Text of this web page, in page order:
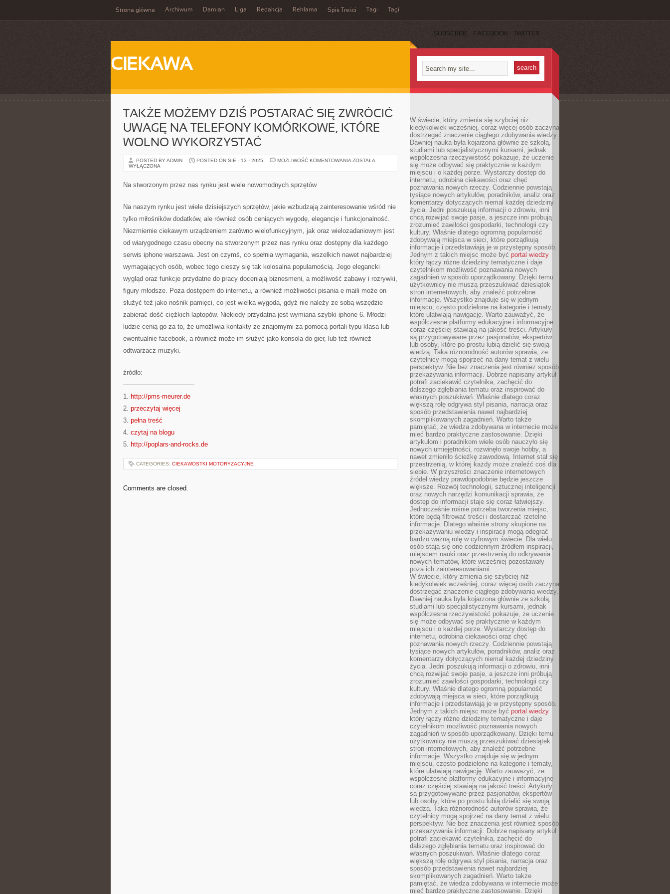
Strona główna Archiwum Damian Liga Redakcja Reklama Spis Treści Tagi Tagi
SUBSCRIBE FACEBOOK TWITTER
CIEKAWA
TAKŻE MOŻEMY DZIŚ POSTARAĆ SIĘ ZWRÓCIĆ
UWAGĘ NA TELEFONY KOMÓRKOWE, KTÓRE
WOLNO WYKORZYSTAĆ
POSTED BY ADMIN POSTED ON SIE - 13 - 2025 MOŻLIWOŚĆ KOMENTOWANIA TAKŻE
TELEFONY
KOMÓRKOWE,
WOLNO
ZOSTAŁA
WYŁĄCZONA
Na stworzonym przez nas rynku jest wiele nowomodnych sprzętów
Na naszym rynku jest wiele dzisiejszych sprzętów, jakie wzbudzają zainteresowanie wśród nie
tylko miłośników dodatków, ale również osób ceniących wygodę, elegancje i funkcjonalność.
Niezmiernie ciekawym urządzeniem zarówno wielofunkcyjnym, jak oraz wielozadaniowym jest
od wiarygodnego czasu obecny na stworzonym przez nas rynku oraz dostępny dla każdego
serwis iphone warszawa. Jest on czymś, co spełnia wymagania, wszelkich nawet najbardziej
wymagających osób, wobec tego cieszy się tak kolosalna popularnością. Jego elegancki
wygląd oraz funkcje przydatne do pracy doceniają biznesmeni, a możliwość zabawy i rozrywki,
figury młodsze. Poza dostępem do internetu, a również możliwości pisania e maili może on
służyć też jako nośnik pamięci, co jest wielka wygoda, gdyż nie należy ze sobą wszędzie
zabierać dość ciężkich laptopów. Niekiedy przydatna jest wymiana szybki iphone 6. Młodzi
ludzie cenią go za to, że umożliwia kontakty ze znajomymi za pomocą portali typu klasa lub
ewentualnie facebook, a również może im służyć jako konsola do gier, lub też również
odtwarzacz muzyki.
źródło:
———————————
1. http://pms-meurer.de
2. przeczytaj więcej
3. pełna treść
4. czytaj na blogu
5. http://poplars-and-rocks.de
CATEGORIES: CIEKAWOSTKI MOTORYZACYJNE
Comments are closed.
W świecie, który zmienia się szybciej niż
kiedykolwiek wcześniej, coraz więcej osób zaczyna
dostrzegać znaczenie ciągłego zdobywania wiedzy.
Dawniej nauka była kojarzona głównie ze szkołą,
studiami lub specjalistycznymi kursami, jednak
współczesna rzeczywistość pokazuje, że uczenie
się może odbywać się praktycznie w każdym
miejscu i o każdej porze. Wystarczy dostęp do
internetu, odrobina ciekawości oraz chęć
poznawania nowych rzeczy. Codziennie powstają
tysiące nowych artykułów, poradników, analiz oraz
komentarzy dotyczących niemal każdej dziedziny
życia. Jedni poszukują informacji o zdrowiu, inni
chcą rozwijać swoje pasje, a jeszcze inni próbują
zrozumieć zawiłości gospodarki, technologii czy
kultury. Właśnie dlatego ogromną popularność
zdobywają miejsca w sieci, które porządkują
informacje i przedstawiają je w przystępny sposób.
Jednym z takich miejsc może być portal wiedzy
który łączy różne dziedziny tematyczne i daje
czytelnikom możliwość poznawania nowych
zagadnień w sposób uporządkowany. Dzięki temu
użytkownicy nie muszą przeszukiwać dziesiątek
stron internetowych, aby znaleźć potrzebne
informacje. Wszystko znajduje się w jednym
miejscu, często podzielone na kategorie i tematy,
które ułatwiają nawigację. Warto zauważyć, że
współczesne platformy edukacyjne i informacyjne
coraz częściej stawiają na jakość treści. Artykuły
są przygotowywane przez pasjonatów, ekspertów
lub osoby, które po prostu lubią dzielić się swoją
wiedzą. Taka różnorodność autorów sprawia, że
czytelnicy mogą spojrzeć na dany temat z wielu
perspektyw. Nie bez znaczenia jest również sposób
przekazywania informacji. Dobrze napisany artykuł
potrafi zaciekawić czytelnika, zachęcić do
dalszego zgłębiania tematu oraz inspirować do
własnych poszukiwań. Właśnie dlatego coraz
większą rolę odgrywa styl pisania, narracja oraz
sposób przedstawienia nawet najbardziej
skomplikowanych zagadnień. Warto także
pamiętać, że wiedza zdobywana w internecie może
mieć bardzo praktyczne zastosowanie. Dzięki
artykułom i poradnikom wiele osób nauczyło się
nowych umiejętności, rozwinęło swoje hobby, a
nawet zmieniło ścieżkę zawodową. Internet stał się
przestrzenią, w której każdy może znaleźć coś dla
siebie. W przyszłości znaczenie internetowych
źródeł wiedzy prawdopodobnie będzie jeszcze
większe. Rozwój technologii, sztucznej inteligencji
oraz nowych narzędzi komunikacji sprawia, że
dostęp do informacji staje się coraz łatwiejszy.
Jednocześnie rośnie potrzeba tworzenia miejsc,
które będą filtrować treści i dostarczać rzetelne
informacje. Dlatego właśnie strony skupione na
przekazywaniu wiedzy i inspiracji mogą odegrać
bardzo ważną rolę w cyfrowym świecie. Dla wielu
osób stają się one codziennym źródłem inspiracji,
miejscem nauki oraz przestrzenią do odkrywania
nowych tematów, które wcześniej pozostawały
poza ich zainteresowaniami.
W świecie, który zmienia się szybciej niż
kiedykolwiek wcześniej, coraz więcej osób zaczyna
dostrzegać znaczenie ciągłego zdobywania wiedzy.
Dawniej nauka była kojarzona głównie ze szkołą,
studiami lub specjalistycznymi kursami, jednak
współczesna rzeczywistość pokazuje, że uczenie
się może odbywać się praktycznie w każdym
miejscu i o każdej porze. Wystarczy dostęp do
internetu, odrobina ciekawości oraz chęć
poznawania nowych rzeczy. Codziennie powstają
tysiące nowych artykułów, poradników, analiz oraz
komentarzy dotyczących niemal każdej dziedziny
życia. Jedni poszukują informacji o zdrowiu, inni
chcą rozwijać swoje pasje, a jeszcze inni próbują
zrozumieć zawiłości gospodarki, technologii czy
kultury. Właśnie dlatego ogromną popularność
zdobywają miejsca w sieci, które porządkują
informacje i przedstawiają je w przystępny sposób.
Jednym z takich miejsc może być portal wiedzy
który łączy różne dziedziny tematyczne i daje
czytelnikom możliwość poznawania nowych
zagadnień w sposób uporządkowany. Dzięki temu
użytkownicy nie muszą przeszukiwać dziesiątek
stron internetowych, aby znaleźć potrzebne
informacje. Wszystko znajduje się w jednym
miejscu, często podzielone na kategorie i tematy,
które ułatwiają nawigację. Warto zauważyć, że
współczesne platformy edukacyjne i informacyjne
coraz częściej stawiają na jakość treści. Artykuły
są przygotowywane przez pasjonatów, ekspertów
lub osoby, które po prostu lubią dzielić się swoją
wiedzą. Taka różnorodność autorów sprawia, że
czytelnicy mogą spojrzeć na dany temat z wielu
perspektyw. Nie bez znaczenia jest również sposób
przekazywania informacji. Dobrze napisany artykuł
potrafi zaciekawić czytelnika, zachęcić do
dalszego zgłębiania tematu oraz inspirować do
własnych poszukiwań. Właśnie dlatego coraz
większą rolę odgrywa styl pisania, narracja oraz
sposób przedstawienia nawet najbardziej
skomplikowanych zagadnień. Warto także
pamiętać, że wiedza zdobywana w internecie może
mieć bardzo praktyczne zastosowanie. Dzięki